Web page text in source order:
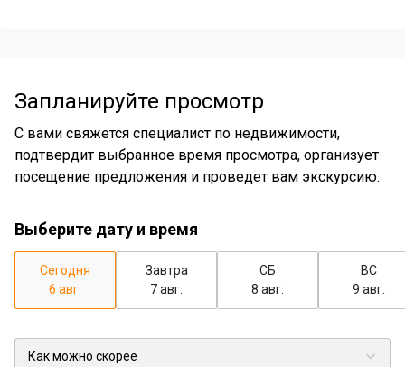
Запланируйте просмотр
С вами свяжется специалист по недвижимости,
подтвердит выбранное время просмотра, организует
посещение предложения и проведет вам экскурсию.
Выберите дату и время
Сегодня
6 авг.
Завтра
7 авг.
СБ
8 авг.
ВС
9 авг.